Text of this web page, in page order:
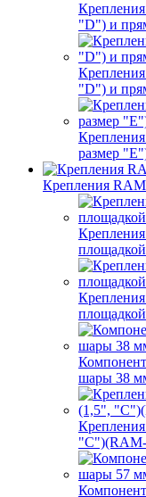
"D") и
"D") и
размер
Крепления
шары 38